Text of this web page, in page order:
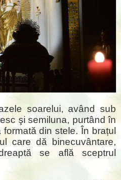
soarelui, având sub
şi semiluna, purtând în
din stele. În brațul
care dă binecuvântare,
se află sceptrul